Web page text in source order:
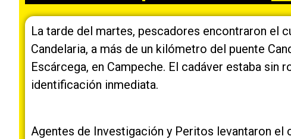
La tarde del martes, pescadores encontraron el
Candelaria, a más de un kilómetro del puente
Escárcega, en Campeche. El cadáver estaba sin
identificación inmediata.
Agentes de Investigación y Peritos levantaron el